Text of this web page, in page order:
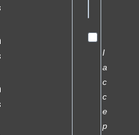
I
a
c
c
e
p